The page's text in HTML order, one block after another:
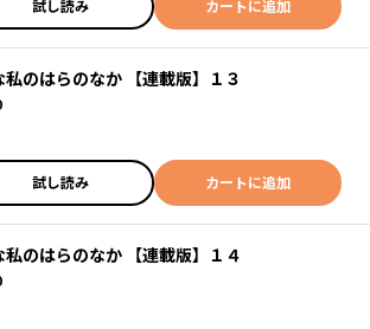
試し読み カートに追加
私のはらのなか 【連載版】１３
試し読み カートに追加
私のはらのなか 【連載版】１４